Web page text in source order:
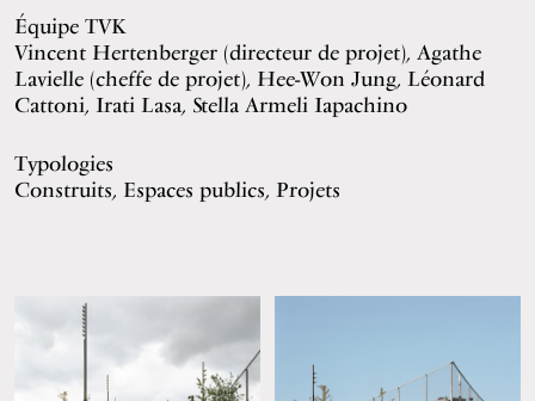
Équipe TVK
Vincent Hertenberger (directeur de projet), Agathe
Lavielle (cheffe de projet), Hee-Won Jung, Léonard
Cattoni, Irati Lasa, Stella Armeli Iapachino
Typologies
Construits, Espaces publics, Projets